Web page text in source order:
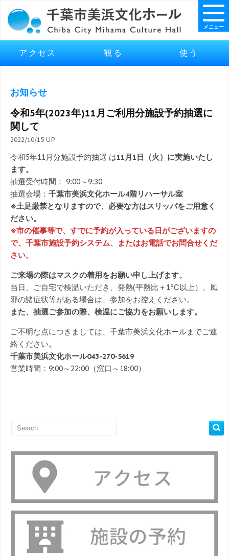
アクセス 観る 使う
メニュー
お知らせ
令和5年(2023年)11月ご利用分施設予約抽選に
関して
2022/10/15 UP
令和5年11月分施設予約抽選 は11月1日（火）に実施いたし
ます。
抽選受付時間： 9:00～9:30
抽選会場： 千葉市美浜文化ホール4階リハーサル室
※土足厳禁となりますので、必要な方はスリッパをご用意く
ださい。
※市の催事等で、すでに予約が入っている日がございますの
で、千葉市施設予約システム、またはお電話でお問合せくだ
さい。
ご来場の際はマスクの着用をお願い申し上げます。
当日、ご自宅で検温いただき、発熱(平熱比＋1℃以上）、風
邪の諸症状等がある場合は、参加をお控えください。
また、抽選ご参加の際、検温にご協力をお願いします。
ご不明な点につきましては、千葉市美浜文化ホールまでご連
絡ください。
千葉市美浜文化ホール043-270-5619
営業時間：9:00～22:00（窓口～18:00）